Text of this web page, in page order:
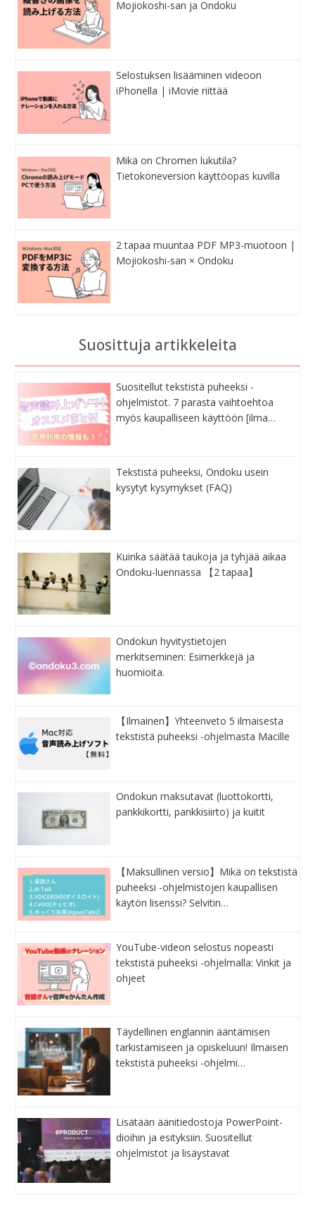
Mojiokoshi-san ja Ondoku
Selostuksen lisääminen videoon
iPhonella | iMovie riittää
Mikä on Chromen lukutila?
Tietokoneversion käyttöopas kuvilla
2 tapaa muuntaa PDF MP3-muotoon |
Mojiokoshi-san × Ondoku
Suosittuja artikkeleita
Suositellut tekstistä puheeksi -
ohjelmistot. 7 parasta vaihtoehtoa
myös kaupalliseen käyttöön [ilma…
Tekstistä puheeksi, Ondoku usein
kysytyt kysymykset (FAQ)
Kuinka säätää taukoja ja tyhjää aikaa
Ondoku-luennassa 【2 tapaa】
Ondokun hyvitystietojen
merkitseminen: Esimerkkejä ja
huomioita.
【Ilmainen】Yhteenveto 5 ilmaisesta
tekstistä puheeksi -ohjelmasta Macille
Ondokun maksutavat (luottokortti,
pankkikortti, pankkisiirto) ja kuitit
【Maksullinen versio】Mikä on tekstistä
puheeksi -ohjelmistojen kaupallisen
käytön lisenssi? Selvitin…
YouTube-videon selostus nopeasti
tekstistä puheeksi -ohjelmalla: Vinkit ja
ohjeet
Täydellinen englannin ääntämisen
tarkistamiseen ja opiskeluun! Ilmaisen
tekstistä puheeksi -ohjelmi…
Lisätään äänitiedostoja PowerPoint-
dioihin ja esityksiin. Suositellut
ohjelmistot ja lisäystavat